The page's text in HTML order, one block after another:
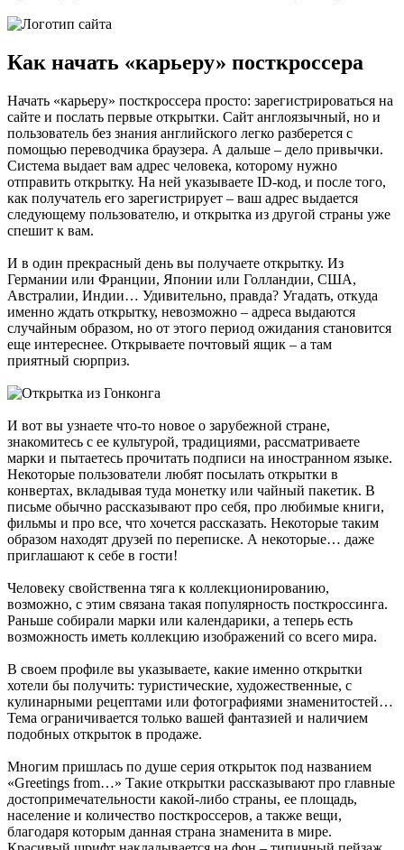
Как начать «карьеру» посткроссера
Начать «карьеру» посткроссера просто: зарегистрироваться на
сайте и послать первые открытки. Сайт англоязычный, но и
пользователь без знания английского легко разберется с
помощью переводчика браузера. А дальше – дело привычки.
Система выдает вам адрес человека, которому нужно
отправить открытку. На ней указываете ID-код, и после того,
как получатель его зарегистрирует – ваш адрес выдается
следующему пользователю, и открытка из другой страны уже
спешит к вам.
И в один прекрасный день вы получаете открытку. Из
Германии или Франции, Японии или Голландии, США,
Австралии, Индии… Удивительно, правда? Угадать, откуда
именно ждать открытку, невозможно – адреса выдаются
случайным образом, но от этого период ожидания становится
еще интереснее. Открываете почтовый ящик – а там
приятный сюрприз.
И вот вы узнаете что-то новое о зарубежной стране,
знакомитесь с ее культурой, традициями, рассматриваете
марки и пытаетесь прочитать подписи на иностранном языке.
Некоторые пользователи любят посылать открытки в
конвертах, вкладывая туда монетку или чайный пакетик. В
письме обычно рассказывают про себя, про любимые книги,
фильмы и про все, что хочется рассказать. Некоторые таким
образом находят друзей по переписке. А некоторые… даже
приглашают к себе в гости!
Человеку свойственна тяга к коллекционированию,
возможно, с этим связана такая популярность посткроссинга.
Раньше собирали марки или календарики, а теперь есть
возможность иметь коллекцию изображений со всего мира.
В своем профиле вы указываете, какие именно открытки
хотели бы получить: туристические, художественные, с
кулинарными рецептами или фотографиями знаменитостей…
Тема ограничивается только вашей фантазией и наличием
подобных открыток в продаже.
Многим пришлась по душе серия открыток под названием
«Greetings from…» Такие открытки рассказывают про главные
достопримечательности какой-либо страны, ее площадь,
население и количество посткроссеров, а также вещи,
благодаря которым данная страна знаменита в мире.